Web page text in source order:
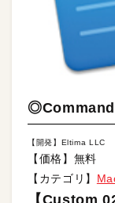
【開発】Eltima LLC
【価格】無料
【カテゴリ】
【Custom